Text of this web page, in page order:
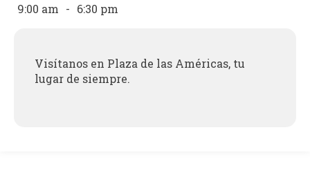
9:00 am - 6:30 pm
Visítanos en Plaza de las Américas, tu
lugar de siempre.